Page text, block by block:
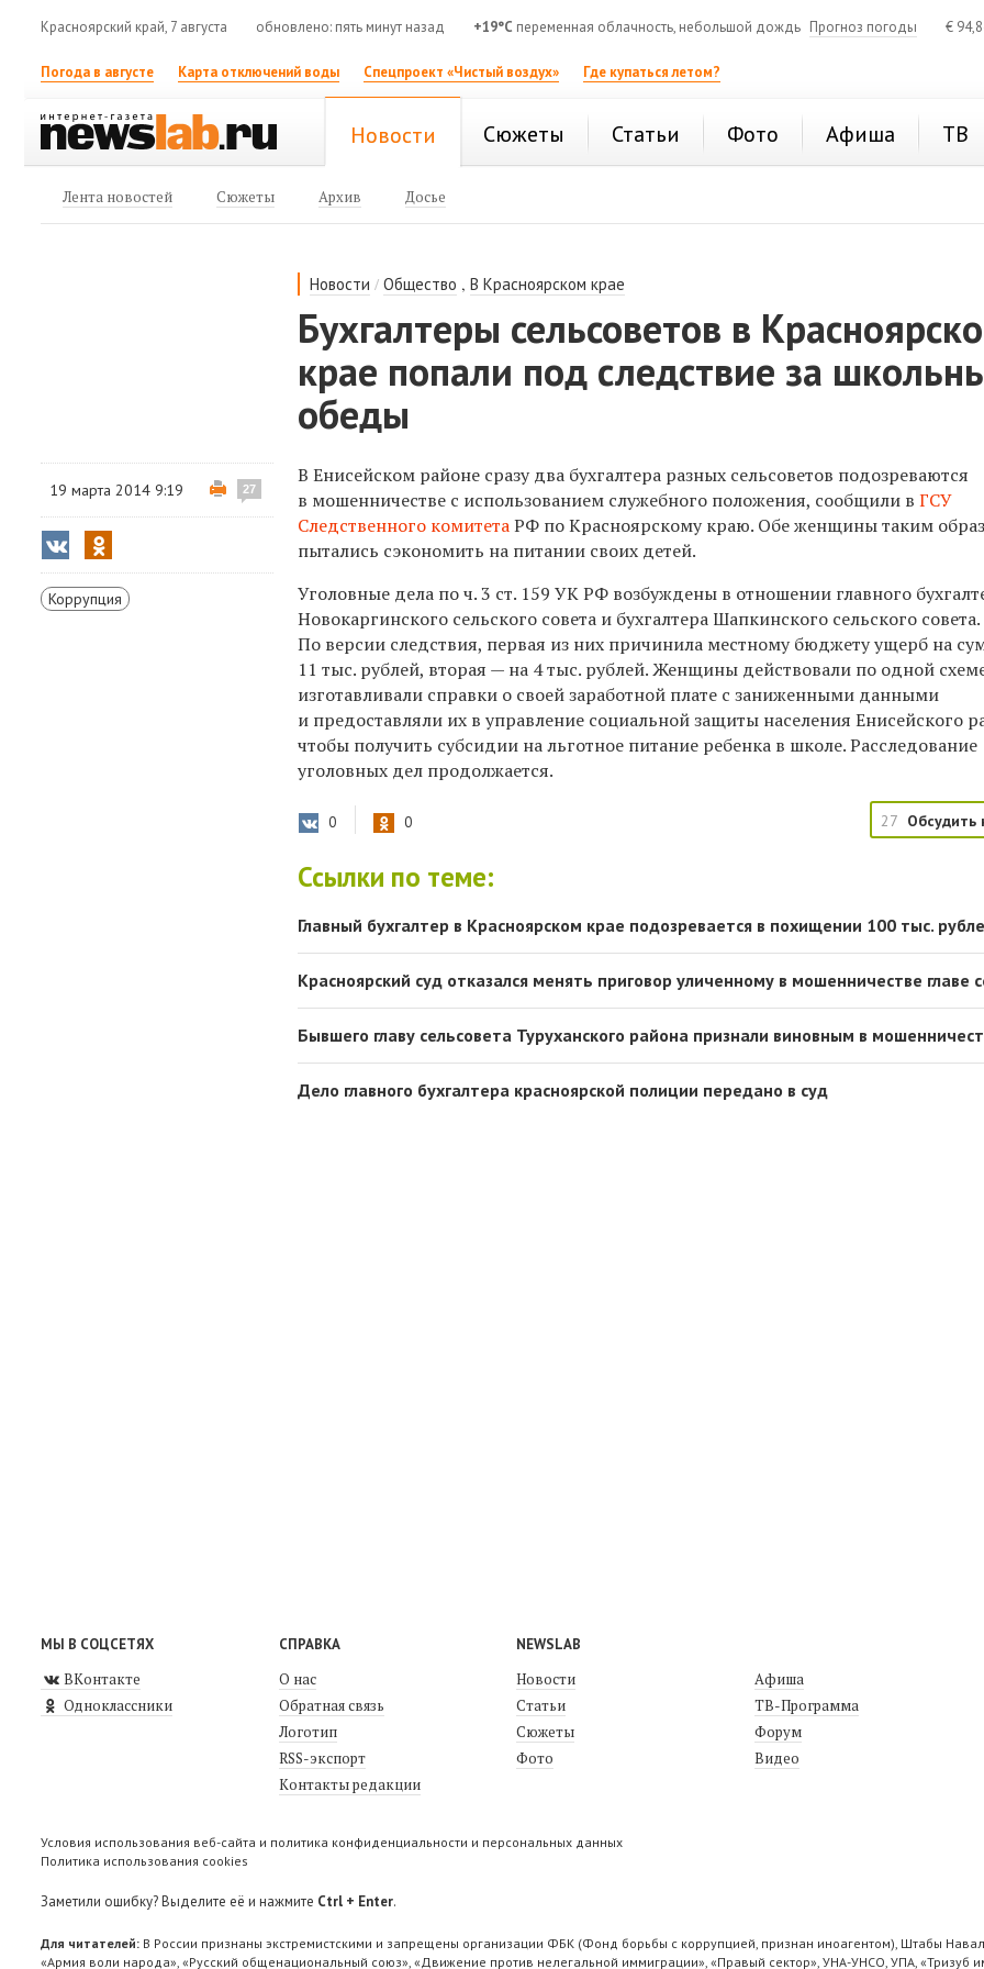
Красноярский край, 7 августа обновлено: пять минут назад +19°C переменная облачность, небольшой дождь Прогноз погоды €
Погода в августе Карта отключений воды Спецпроект «Чистый воздух» Где купаться летом?
Новости Сюжеты Статьи Фото Афиша ТВ
Лента новостей Сюжеты Архив Досье
Новости /Общество ,В Красноярском крае
Бухгалтеры сельсоветов в
крае попали под следствие за
обеды
19 марта 2014 9:19 27
Коррупция
В Енисейском районе сразу два бухгалтера разных сельсоветов подозреваются
в мошенничестве с использованием служебного положения, сообщили вГСУ
Следственного комитетаРФ по Красноярскому краю. Обе женщины таким
пытались сэкономить на питании своих детей.
Уголовные дела по ч. 3 ст. 159 УК РФ возбуждены в отношении главного
Новокаргинского сельского совета и бухгалтера Шапкинского сельского совета.
По версии следствия, первая из них причинила местному бюджету ущерб на
11 тыс. рублей, вторая — на 4 тыс. рублей. Женщины действовали по одной
изготавливали справки о своей заработной плате с заниженными данными
и предоставляли их в управление социальной защиты населения Енисейского
чтобы получить субсидии на льготное питание ребенка в школе. Расследование
уголовных дел продолжается.
0 0 27 Обсудить
Ссылки по теме:
Главный бухгалтер в Красноярском крае подозревается в похищении 100 тыс.
Красноярский суд отказался менять приговор уличенному в мошенничестве главе
Бывшего главу сельсовета Туруханского района признали виновным в
Дело главного бухгалтера красноярской полиции передано в суд
МЫ В СОЦСЕТЯХ
ВКонтакте
Одноклассники
СПРАВКА
О нас
Обратная связь
Логотип
RSS-экспорт
Контакты редакции
NEWSLAB
Новости
Статьи
Сюжеты
Фото
Афиша
ТВ-Программа
Форум
Видео
Условия использования веб-сайта и политика конфиденциальности и персональных данных
Политика использования cookies
Заметили ошибку? Выделите её и нажмите Ctrl + Enter.
Для читателей: В России признаны экстремистскими и запрещены организации ФБК (Фонд борьбы с коррупцией, признан иноагентом), Штабы
«Армия воли народа», «Русский общенациональный союз», «Движение против нелегальной иммиграции», «Правый сектор», УНА-УНСО, УПА, «Тризуб